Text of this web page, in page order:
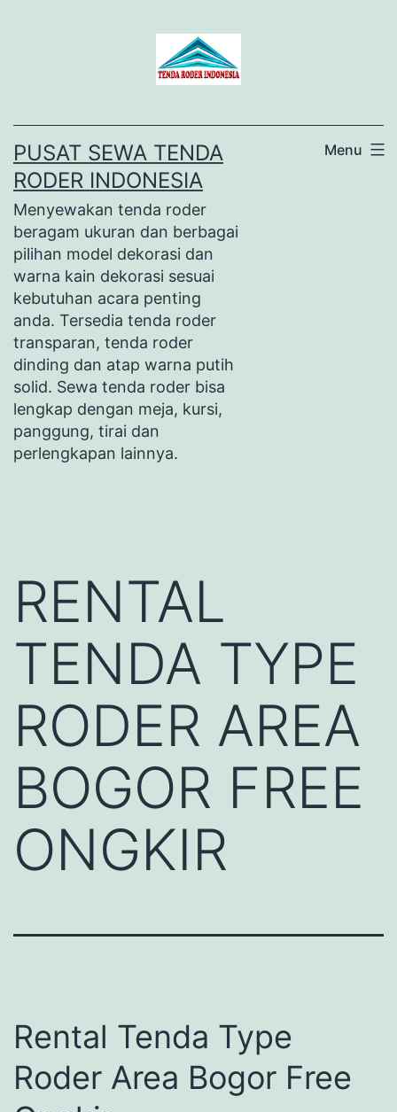
PUSAT SEWA TENDA
RODER INDONESIA
Menyewakan tenda roder
beragam ukuran dan berbagai
pilihan model dekorasi dan
warna kain dekorasi sesuai
kebutuhan acara penting
anda. Tersedia tenda roder
transparan, tenda roder
dinding dan atap warna putih
solid. Sewa tenda roder bisa
lengkap dengan meja, kursi,
panggung, tirai dan
perlengkapan lainnya.
Menu
RENTAL
TENDA TYPE
RODER AREA
BOGOR FREE
ONGKIR
Rental Tenda Type
Roder Area Bogor Free